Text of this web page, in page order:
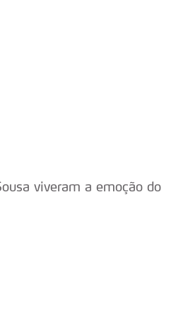
viveram a emoção do